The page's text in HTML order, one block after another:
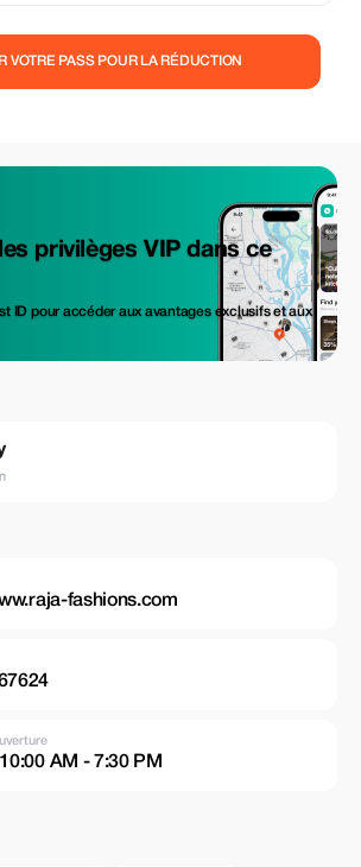
VOTRE PASS POUR LA RÉDUCTION
privilèges VIP dans ce
ID pour accéder aux avantages exclusifs et aux
fashions.com
AM - 7:30 PM